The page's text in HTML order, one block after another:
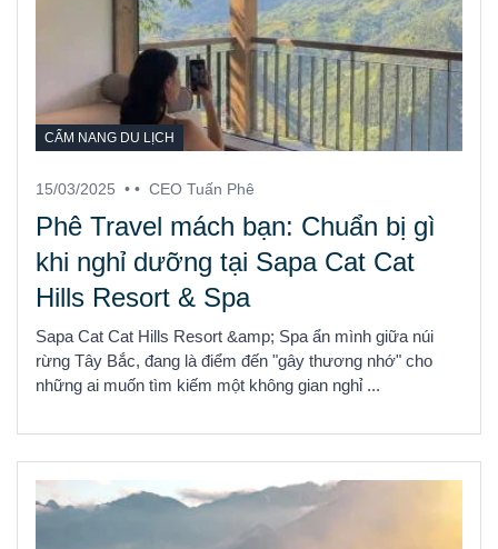
CẨM NANG DU LỊCH
15/03/2025 • • CEO Tuấn Phê
Phê Travel mách bạn: Chuẩn bị gì
khi nghỉ dưỡng tại Sapa Cat Cat
Hills Resort & Spa
Sapa Cat Cat Hills Resort &amp; Spa ẩn mình giữa núi
rừng Tây Bắc, đang là điểm đến "gây thương nhớ" cho
những ai muốn tìm kiếm một không gian nghỉ ...